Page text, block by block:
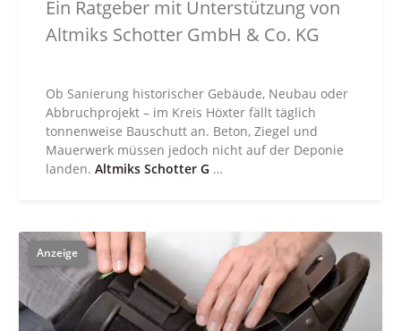
Ein Ratgeber mit Unterstützung von
Altmiks Schotter GmbH & Co. KG
Ob Sanierung historischer Gebäude, Neubau oder
Abbruchprojekt – im Kreis Höxter fällt täglich
tonnenweise Bauschutt an. Beton, Ziegel und
Mauerwerk müssen jedoch nicht auf der Deponie
landen. Altmiks Schotter G …